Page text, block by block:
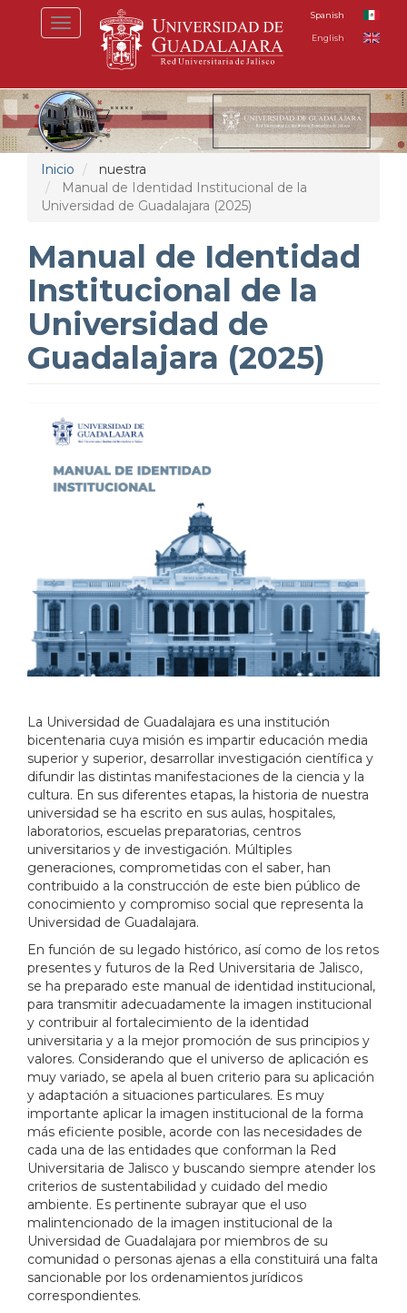
Toggle
navigation
Spanish
English
Inicio
nuestra
Manual de Identidad Institucional de la
Universidad de Guadalajara (2025)
Manual de Identidad
Institucional de la
Universidad de
Guadalajara (2025)
La Universidad de Guadalajara es una institución
bicentenaria cuya misión es impartir educación media
superior y superior, desarrollar investigación científica y
difundir las distintas manifestaciones de la ciencia y la
cultura. En sus diferentes etapas, la historia de nuestra
universidad se ha escrito en sus aulas, hospitales,
laboratorios, escuelas preparatorias, centros
universitarios y de investigación. Múltiples
generaciones, comprometidas con el saber, han
contribuido a la construcción de este bien público de
conocimiento y compromiso social que representa la
Universidad de Guadalajara.
En función de su legado histórico, así como de los retos
presentes y futuros de la Red Universitaria de Jalisco,
se ha preparado este manual de identidad institucional,
para transmitir adecuadamente la imagen institucional
y contribuir al fortalecimiento de la identidad
universitaria y a la mejor promoción de sus principios y
valores. Considerando que el universo de aplicación es
muy variado, se apela al buen criterio para su aplicación
y adaptación a situaciones particulares. Es muy
importante aplicar la imagen institucional de la forma
más eficiente posible, acorde con las necesidades de
cada una de las entidades que conforman la Red
Universitaria de Jalisco y buscando siempre atender los
criterios de sustentabilidad y cuidado del medio
ambiente. Es pertinente subrayar que el uso
malintencionado de la imagen institucional de la
Universidad de Guadalajara por miembros de su
comunidad o personas ajenas a ella constituirá una falta
sancionable por los ordenamientos jurídicos
correspondientes.